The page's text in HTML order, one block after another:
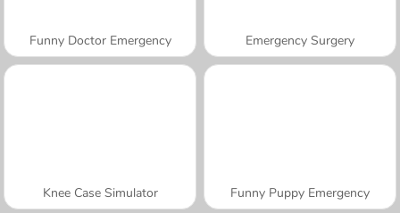
Funny Doctor Emergency Emergency Surgery
Knee Case Simulator Funny Puppy Emergency